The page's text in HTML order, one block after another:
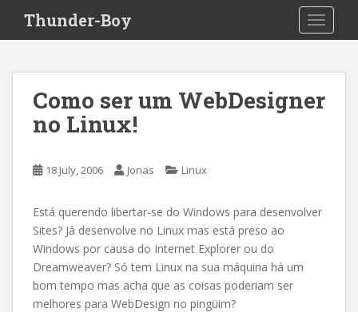
i
Thunder-Boy
Como ser um WebDesigner
no Linux!
18 July, 2006 Jonas Linux
Está querendo libertar-se do Windows para desenvolver
Sites? Já desenvolve no Linux mas está preso ao
Windows por causa do Internet Explorer ou do
Dreamweaver? Só tem Linux na sua máquina há um
bom tempo mas acha que as coisas poderiam ser
melhores para WebDesign no pingüim?